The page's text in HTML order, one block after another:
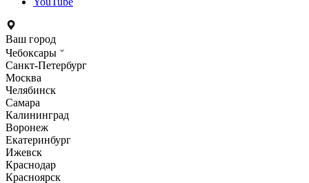
Ваш город
Чебоксары
Санкт-Петербург
Москва
Челябинск
Самара
Калининград
Воронеж
Екатеринбург
Ижевск
Краснодар
Красноярск